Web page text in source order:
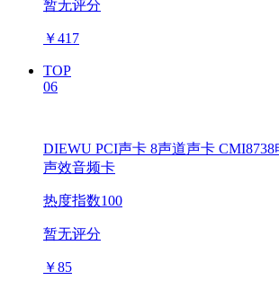
暂无评分
￥417
TOP
06
DIEWU PCI声卡 8声道声卡
声效音频卡
热度指数100
暂无评分
￥85